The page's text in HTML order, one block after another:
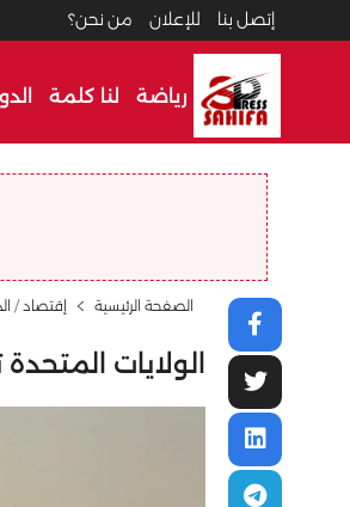
إتصل بنا للإعلان من نحن؟
رياضة لنا كلمة
الصفحة الرئيسية إقتصاد/
الولايات